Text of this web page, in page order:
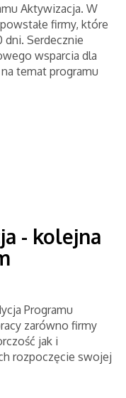
Aktywizacja. W
firmy, które
dni. Serdecznie
wsparcia dla
temat programu
- kolejna
Programu
zarówno firmy
jak i
rozpoczęcie swojej